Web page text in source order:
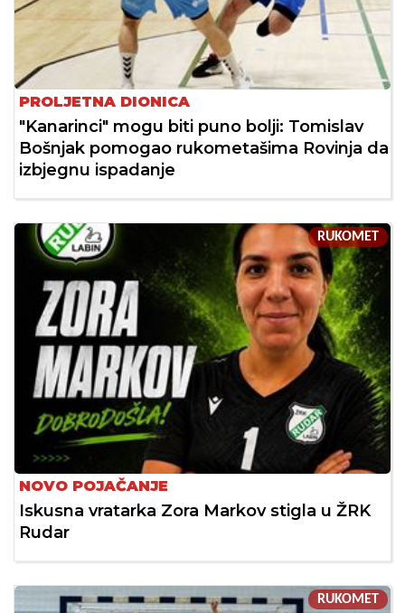
PROLJETNA DIONICA
"Kanarinci" mogu biti puno bolji: Tomislav
Bošnjak pomogao rukometašima Rovinja da
izbjegnu ispadanje
RUKOMET
NOVO POJAČANJE
Iskusna vratarka Zora Markov stigla u ŽRK
Rudar
RUKOMET